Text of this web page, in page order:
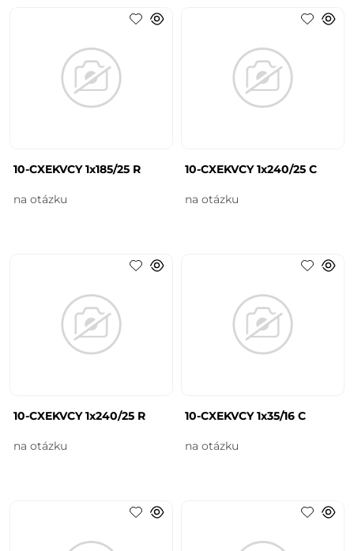
10-CXEKVCY 1x185/25 R
na otázku
10-CXEKVCY 1x240/25 C
na otázku
10-CXEKVCY 1x240/25 R
na otázku
10-CXEKVCY 1x35/16 C
na otázku